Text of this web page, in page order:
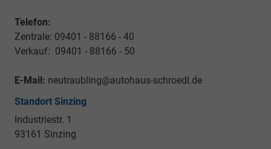
Telefon:
Zentrale: 09401 - 88166 - 40
Verkauf: 09401 - 88166 - 50
E-Mail: neutraubling@autohaus-schroedl.de
Standort Sinzing
Industriestr. 1
93161 Sinzing